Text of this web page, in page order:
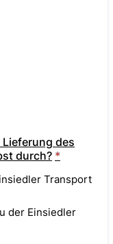
des
durch? *
Transport
der Einsiedler